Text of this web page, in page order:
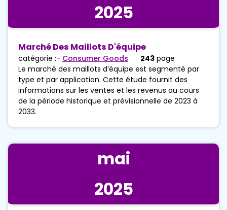
2025
Marché Des Maillots D'équipe
catégorie :- Consumer Goods 243 page
Le marché des maillots d’équipe est segmenté par
type et par application. Cette étude fournit des
informations sur les ventes et les revenus au cours
de la période historique et prévisionnelle de 2023 à
2033.
mai
2025